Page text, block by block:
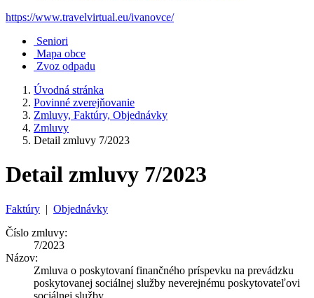
https://www.travelvirtual.eu/ivanovce/
Seniori
Mapa obce
Zvoz odpadu
Úvodná stránka
Povinné zverejňovanie
Zmluvy, Faktúry, Objednávky
Zmluvy
Detail zmluvy 7/2023
Detail zmluvy 7/2023
Faktúry | Objednávky
Číslo zmluvy:
7/2023
Názov:
Zmluva o poskytovaní finančného príspevku na prevádzku
poskytovanej sociálnej služby neverejnému poskytovateľovi
sociálnej služby